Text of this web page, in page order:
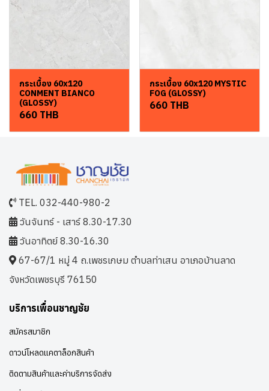
กระเบื้อง 60x120
CONMENT BIANCO
(GLOSSY)
660 THB
กระเบื้อง 60x120 MYSTIC
FOG (GLOSSY)
660 THB
TEL. 032-440-980-2
วันจันทร์ - เสาร์ 8.30-17.30
วันอาทิตย์ 8.30-16.30
67-67/1 หมู่ 4 ถ.เพชรเกษม ตำบลท่าเสน อาเภอบ้านลาด
จังหวัดเพชรบุรี 76150
บริการเพื่อนชาญชัย
สมัครสมาชิก
ดาวน์โหลดแคตาล็อกสินค้า
ติดตามสินค้าและค่าบริการจัดส่ง